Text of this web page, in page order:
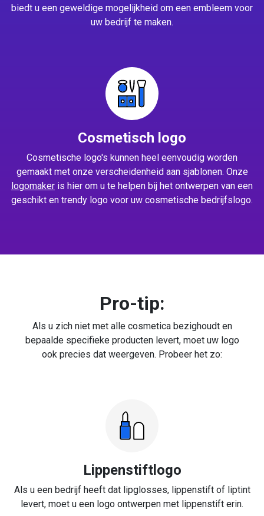
biedt u een geweldige mogelijkheid om een embleem voor
uw bedrijf te maken.
Cosmetisch logo
Cosmetische logo's kunnen heel eenvoudig worden
gemaakt met onze verscheidenheid aan sjablonen. Onze
logomaker is hier om u te helpen bij het ontwerpen van een
geschikt en trendy logo voor uw cosmetische bedrijfslogo.
Pro-tip:
Als u zich niet met alle cosmetica bezighoudt en
bepaalde specifieke producten levert, moet uw logo
ook precies dat weergeven. Probeer het zo:
Lippenstiftlogo
Als u een bedrijf heeft dat lipglosses, lippenstift of liptint
levert, moet u een logo ontwerpen met lippenstift erin.